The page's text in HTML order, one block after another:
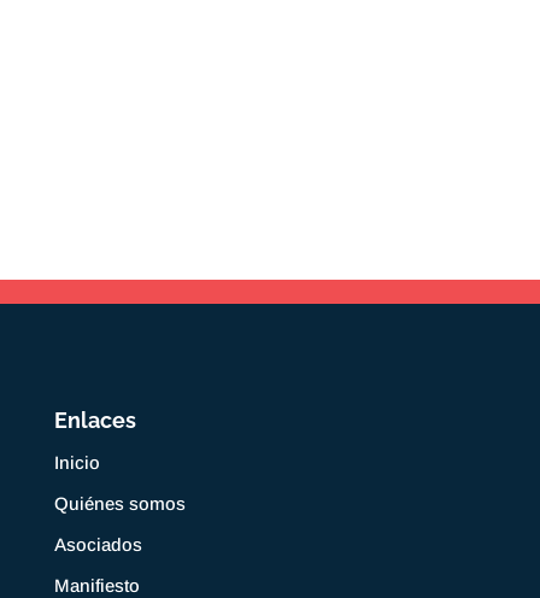
Enlaces
Inicio
Quiénes somos
Asociados
Manifiesto